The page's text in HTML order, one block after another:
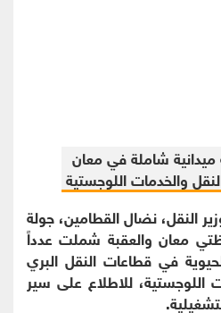
النقل، نضال القطامين، جولة
معان والعقبة شملت عدداً
في قطاعات النقل البري
اللوجستية، للاطلاع على سير